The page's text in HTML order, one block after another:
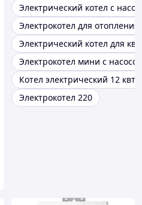
Электрический котел с
Электрокотел для
Электрический котел для
Электрокотел мини с
Котел электрический 12 квт
Электрокотел 220